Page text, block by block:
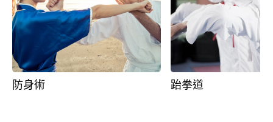
防身術 跆拳道